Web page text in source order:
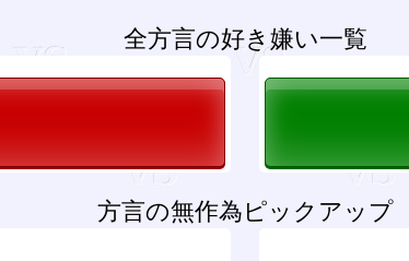
全方言の好き嫌い一覧
方言の無作為ピックアップ